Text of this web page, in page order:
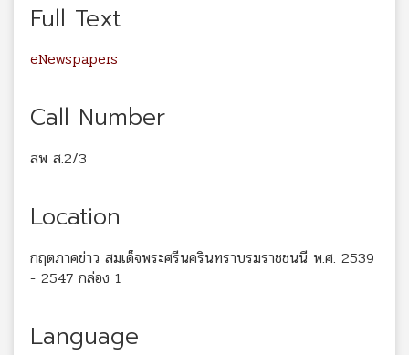
Full Text
eNewspapers
Call Number
สพ ส.2/3
Location
กฤตภาคข่าว สมเด็จพระศรีนครินทราบรมราชชนนี พ.ศ. 2539
- 2547 กล่อง 1
Language